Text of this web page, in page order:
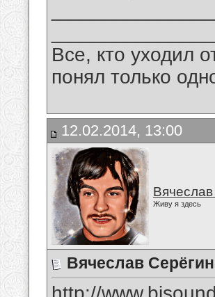
Все, кто уходил
понял только
12.02.2014, 13:00
Живу я здесь
Вячеслав